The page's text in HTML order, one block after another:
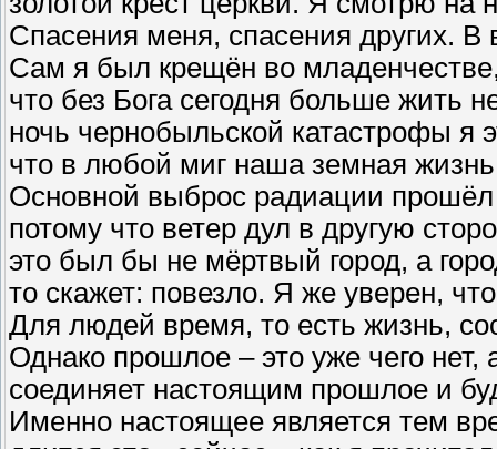
Спасения меня, спасения других. В
Сам я был крещён во
что без Бога сегодня больше жить
ночь чернобыльской катастрофы я
что в любой миг наша земная
Основной выброс радиации прошёл
потому что ветер дул в другую
это был бы не мёртвый город, а
то скажет: повезло. Я же уверен,
Для людей время, то есть жизнь,
Однако прошлое – это уже чего
соединяет настоящим прошлое и
Именно настоящее является тем